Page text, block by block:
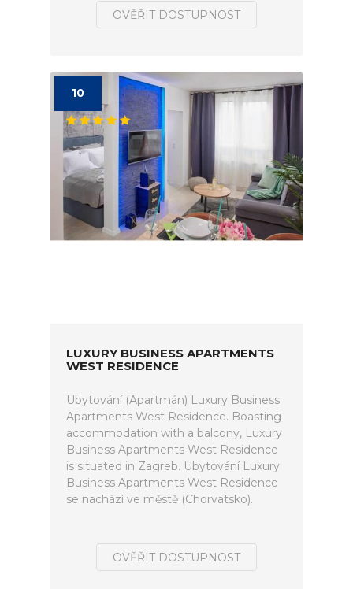
OVĚŘIT DOSTUPNOST
10
LUXURY BUSINESS APARTMENTS
WEST RESIDENCE
Ubytování (Apartmán) Luxury Business
Apartments West Residence. Boasting
accommodation with a balcony, Luxury
Business Apartments West Residence
is situated in Zagreb. Ubytování Luxury
Business Apartments West Residence
se nachází ve městě (Chorvatsko).
OVĚŘIT DOSTUPNOST